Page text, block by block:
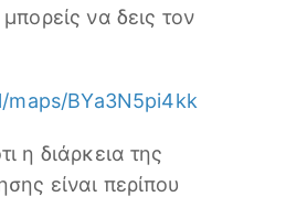
να δεις τον
BYa3N5pi4kk
η διάρκεια της
είναι περίπου